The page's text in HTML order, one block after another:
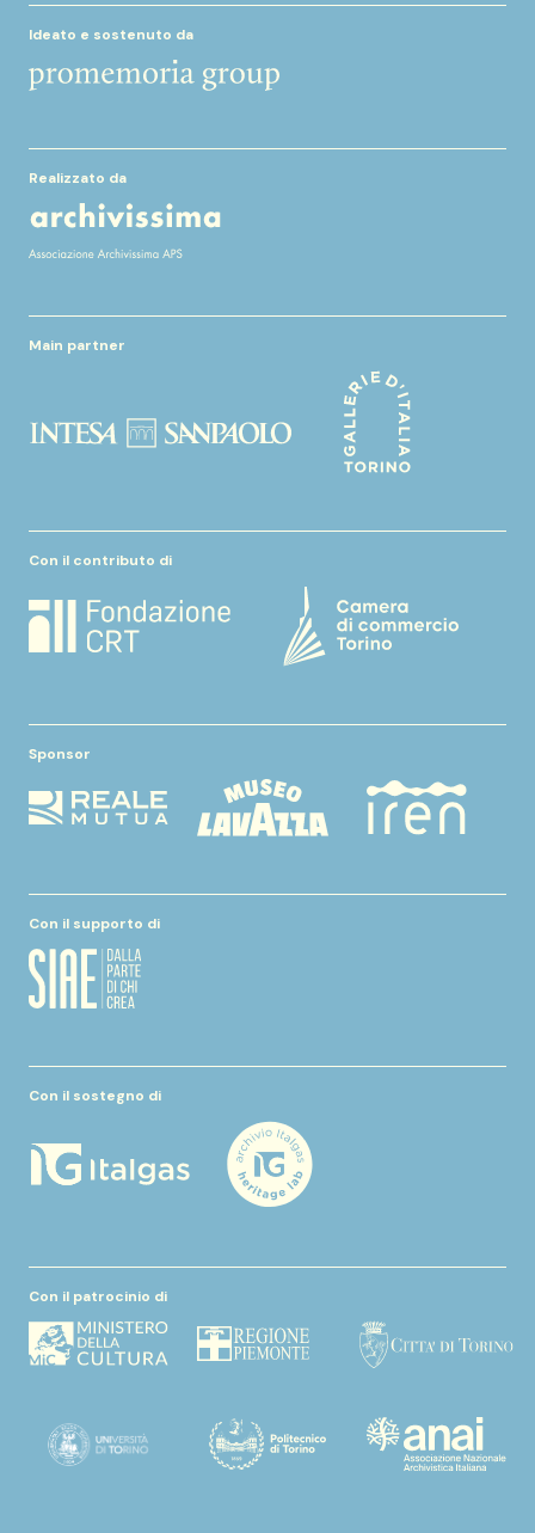
Ideato e sostenuto da
Realizzato da
Main partner
Con il contributo di
Sponsor
Con il supporto di
Con il sostegno di
Con il patrocinio di